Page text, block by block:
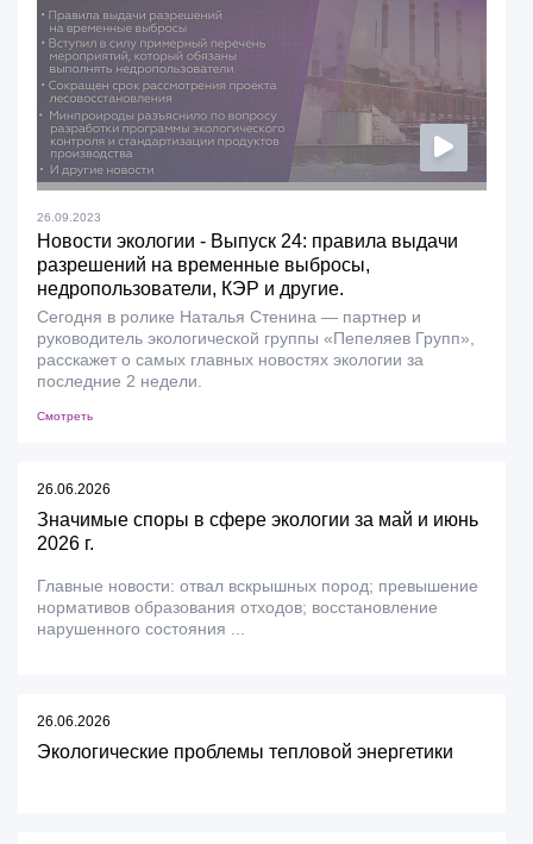
26.09.2023
Новости экологии - Выпуск 24: правила выдачи
разрешений на временные выбросы,
недропользователи, КЭР и другие.
Сегодня в ролике Наталья Стенина — партнер и
руководитель экологической группы «Пепеляев Групп»,
расскажет о самых главных новостях экологии за
последние 2 недели.
Смотреть
26.06.2026
Значимые споры в сфере экологии за май и июнь
2026 г.
Главные новости: отвал вскрышных пород; превышение
нормативов образования отходов; восстановление
нарушенного состояния ...
26.06.2026
Экологические проблемы тепловой энергетики